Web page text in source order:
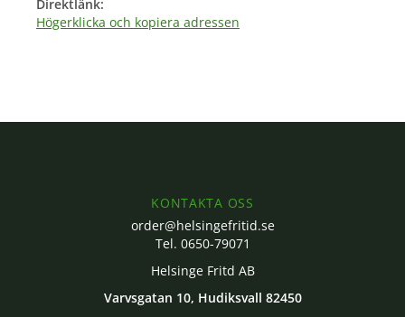
Direktlänk:
Högerklicka och kopiera adressen
KONTAKTA OSS
order@helsingefritid.se
Tel. 0650-79071
Helsinge Fritd AB
Varvsgatan 10, Hudiksvall 82450